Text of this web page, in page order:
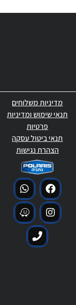
מדיניות משלוחים
תנאי שימוש ומדיניות
פרטיות
תנאי ביטול עסקה
הצהרת נגישות